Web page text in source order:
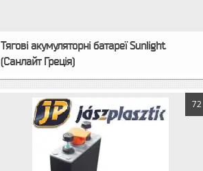
Тягові акумуляторні батареї Sunlight
(Санлайт Греція)
72